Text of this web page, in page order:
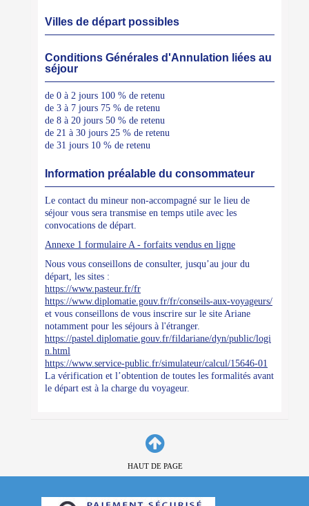
Villes de départ possibles
Conditions Générales d'Annulation liées au
séjour
de 0 à 2 jours 100 % de retenu
de 3 à 7 jours 75 % de retenu
de 8 à 20 jours 50 % de retenu
de 21 à 30 jours 25 % de retenu
de 31 jours 10 % de retenu
Information préalable du consommateur
Le contact du mineur non-accompagné sur le lieu de
séjour vous sera transmise en temps utile avec les
convocations de départ.
Annexe 1 formulaire A - forfaits vendus en ligne
Nous vous conseillons de consulter, jusqu’au jour du
départ, les sites :
https://www.pasteur.fr/fr
https://www.diplomatie.gouv.fr/fr/conseils-aux-voyageurs/
et vous conseillons de vous inscrire sur le site Ariane
notamment pour les séjours à l'étranger.
https://pastel.diplomatie.gouv.fr/fildariane/dyn/public/logi
n.html
https://www.service-public.fr/simulateur/calcul/15646-01
La vérification et l’obtention de toutes les formalités avant
le départ est à la charge du voyageur.
HAUT DE PAGE